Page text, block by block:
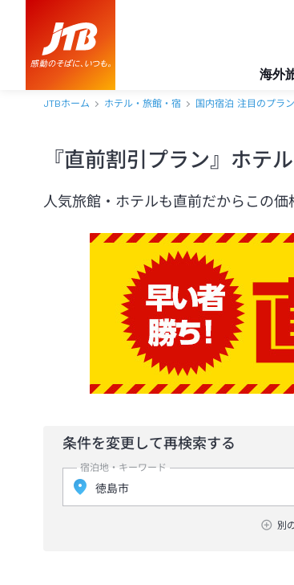
海外
JTBホーム ホテル・旅館・宿 国内宿泊 注目のプラ
『直前割引プラン』ホテ
人気旅館・ホテルも直前だからこの価
条件を変更して再検索する
宿泊地・キーワード
別